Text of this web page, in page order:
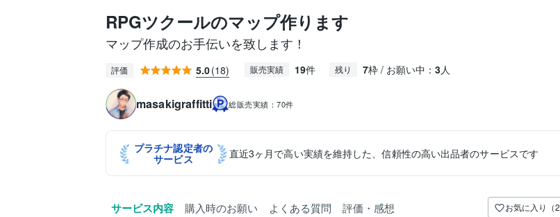
RPGツクールのマップ作ります
マップ作成のお手伝いを致します！
評価 5.0(18) 販売実績 19件 残り 7枠 / お願い中： 3人
masakigraffitti 総販売実績：70件
プラチナ認定者の
サービス
直近3ヶ月で高い実績を維持した、信頼性の高い出品者のサービスです
サービス内容 購入時のお願い よくある質問 評価・感想 お気に入り（